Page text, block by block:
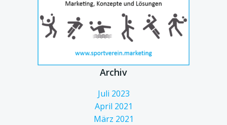
Archiv
Juli 2023
April 2021
März 2021